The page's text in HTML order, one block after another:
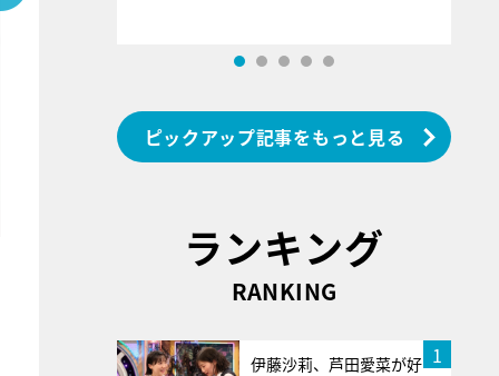
ピックアップ記事をもっと見る
ランキング
RANKING
1
伊藤沙莉、芦田愛菜が好